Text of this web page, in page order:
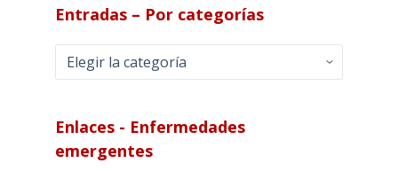
Entradas – Por categorías
Entradas
–
categorías
Enlaces - Enfermedades
emergentes